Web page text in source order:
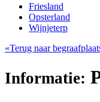
Friesland
Opsterland
Wijnjeterp
«Terug naar
Informatie: